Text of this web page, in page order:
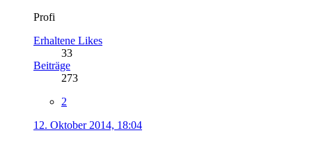
Profi
Erhaltene Likes
33
Beiträge
273
2
12. Oktober 2014, 18:04